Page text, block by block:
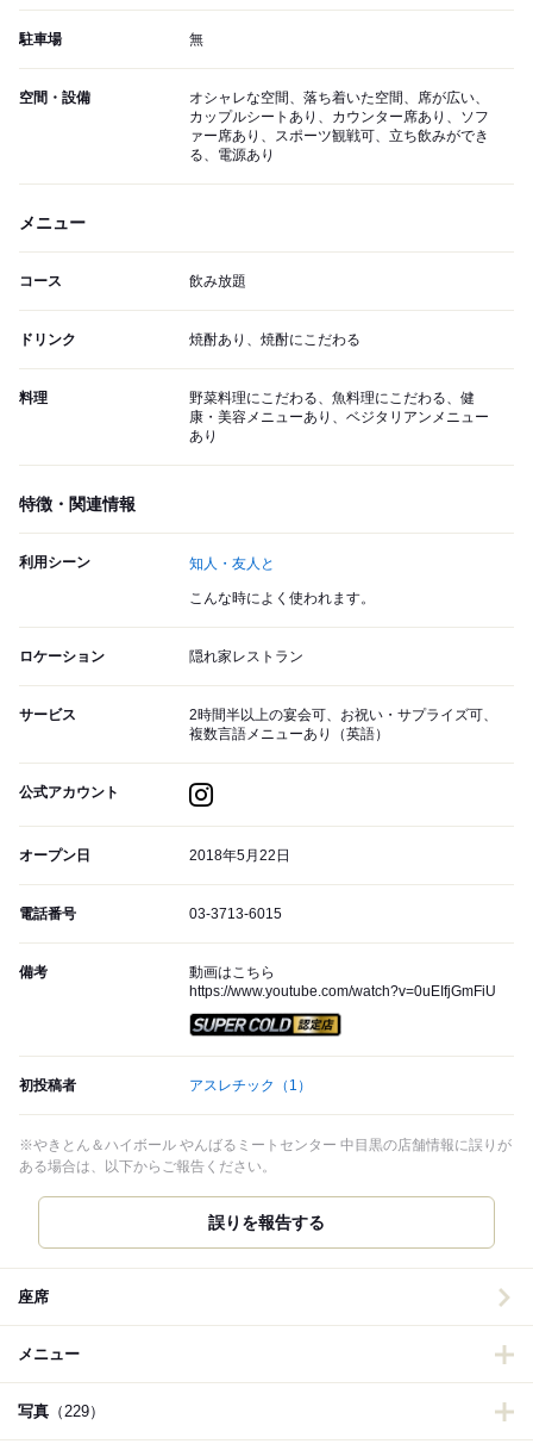
駐車場 無
空間・設備
オシャレな空間、落ち着いた空間、席が広い、
カップルシートあり、カウンター席あり、ソフ
ァー席あり、スポーツ観戦可、立ち飲みができ
る、電源あり
メニュー
コース 飲み放題
ドリンク 焼酎あり、焼酎にこだわる
料理
野菜料理にこだわる、魚料理にこだわる、健
康・美容メニューあり、ベジタリアンメニュー
あり
特徴・関連情報
利用シーン 知人・友人と
こんな時によく使われます。
ロケーション 隠れ家レストラン
サービス
2時間半以上の宴会可、お祝い・サプライズ可、
複数言語メニューあり（英語）
公式アカウント
オープン日 2018年5月22日
電話番号 03-3713-6015
備考
動画はこちら
https://www.youtube.com/watch?v=0uEIfjGmFiU
初投稿者 アスレチック （1）
※やきとん＆ハイボール やんばるミートセンター 中目黒の店舗情報に誤りが
ある場合は、以下からご報告ください。
誤りを報告する
座席
メニュー
写真 （229）